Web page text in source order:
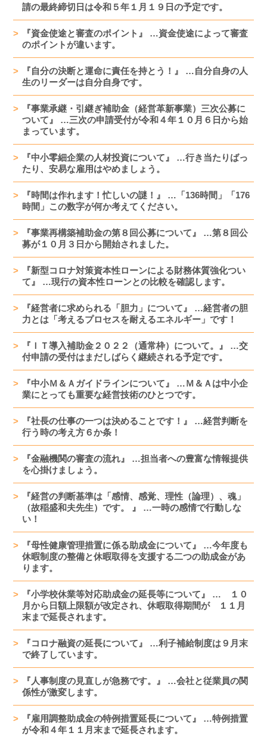
請の最終締切日は令和５年１月１９日の予定です。
『資金使途と審査のポイント』 …資金使途によって審査
のポイントが違います。
『自分の決断と運命に責任を持とう！』 …自分自身の人
生のリーダーは自分自身です。
『事業承継・引継ぎ補助金（経営革新事業）三次公募に
ついて』 …三次の申請受付が令和４年１０月６日から始
まっています。
『中小零細企業の人材投資について』 …行き当たりばっ
たり、安易な雇用はやめましょう。
『時間は作れます！忙しいの謎！』 …「136時間」「176
時間」この数字が何か考えてください。
『事業再構築補助金の第８回公募について』 …第８回公
募が１０月３日から開始されました。
『新型コロナ対策資本性ローンによる財務体質強化つい
て』 …現行の資本性ローンとの比較を確認します。
『経営者に求められる「胆力」について』 …経営者の胆
力とは「考えるプロセスを耐えるエネルギー」です！
『ＩＴ導入補助金２０２２（通常枠）について。』 …交
付申請の受付はまだしばらく継続される予定です。
『中小Ｍ＆Ａガイドラインについて』 …Ｍ＆Ａは中小企
業にとっても重要な経営技術のひとつです。
『社長の仕事の一つは決めることです！』 …経営判断を
行う時の考え方６か条！
『金融機関の審査の流れ』 …担当者への豊富な情報提供
を心掛けましょう。
『経営の判断基準は「感情、感覚、理性（論理）、魂」
（故稲盛和夫先生）です。 』 …一時の感情で行動しな
い！
『母性健康管理措置に係る助成金について』 …今年度も
休暇制度の整備と休暇取得を支援する二つの助成金があ
ります。
『小学校休業等対応助成金の延長等について』 … １０
月から日額上限額が改定され、休暇取得期間が １１月
末まで延長されます。
『コロナ融資の延長について』 …利子補給制度は９月末
で終了しています。
『人事制度の見直しが急務です。』 …会社と従業員の関
係性が激変します。
『雇用調整助成金の特例措置延長について』 …特例措置
が令和４年１１月末まで延長されます。